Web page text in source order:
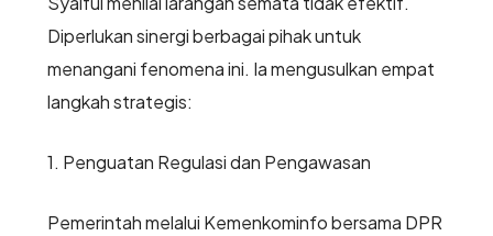
Diperlukan sinergi berbagai pihak untuk
menangani fenomena ini. Ia mengusulkan empat
langkah strategis:
1. Penguatan Regulasi dan Pengawasan
Pemerintah melalui Kemenkominfo bersama DPR